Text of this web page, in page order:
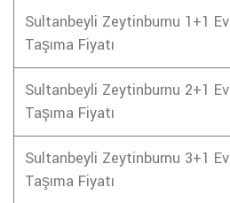
Sultanbeyli Zeytinburnu 1+1 Ev
Taşıma Fiyatı
Sultanbeyli Zeytinburnu 2+1 Ev
Taşıma Fiyatı
Sultanbeyli Zeytinburnu 3+1 Ev
Taşıma Fiyatı